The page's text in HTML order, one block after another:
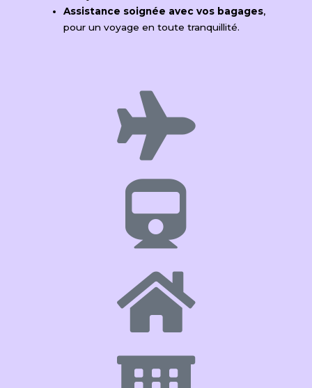
Assistance soignée avec vos bagages,
pour un voyage en toute tranquillité.